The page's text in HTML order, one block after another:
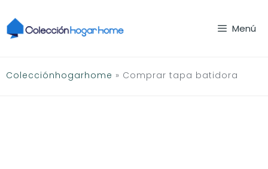
al
contenido
Menú
Colecciónhogarhome » Comprar tapa batidora